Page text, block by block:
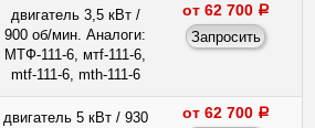
двигатель 3,5 кВт /
900 об/мин. Аналоги:
МТФ-111-6, мтf-111-6,
mtf-111-6, mth-111-6
от 62 700 a
двигатель 5 кВт / 930
от 62 700 a